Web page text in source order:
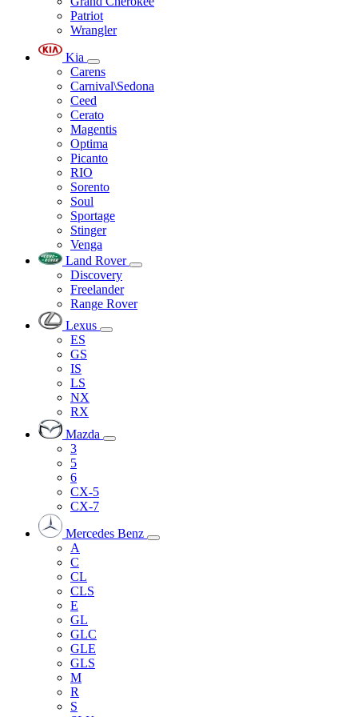
Patriot
Wrangler
Kia
Carens
Carnival\Sedona
Ceed
Cerato
Magentis
Optima
Picanto
RIO
Sorento
Soul
Sportage
Stinger
Venga
Land Rover
Discovery
Freelander
Range Rover
Lexus
ES
GS
IS
LS
NX
RX
Mazda
3
5
6
CX-5
CX-7
Mercedes Benz
A
C
CL
CLS
E
GL
GLC
GLE
GLS
M
R
S